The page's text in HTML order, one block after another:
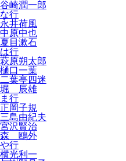
谷崎潤一郎
な行
永井荷風
中原中也
夏目漱石
は行
萩原朔太郎
樋口一葉
二葉亭四迷
堀 辰雄
ま行
正岡子規
三島由紀夫
宮沢賢治
森 鴎外
や行
横光利一